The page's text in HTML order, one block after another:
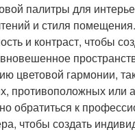
палитры для
и стиля
и контраст, чтобы
цветовой гармонии,
противоположных или
обратиться к
чтобы создать